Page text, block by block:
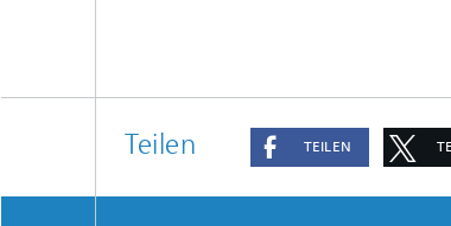
Teilen TEILEN